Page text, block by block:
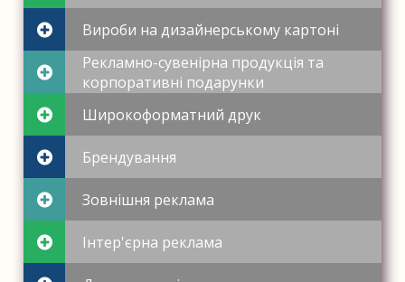
Вироби на дизайнерському картоні
Рекламно-сувенірна продукція та
корпоративні подарунки
Широкоформатний друк
Брендування
Зовнішня реклама
Інтер'єрна реклама